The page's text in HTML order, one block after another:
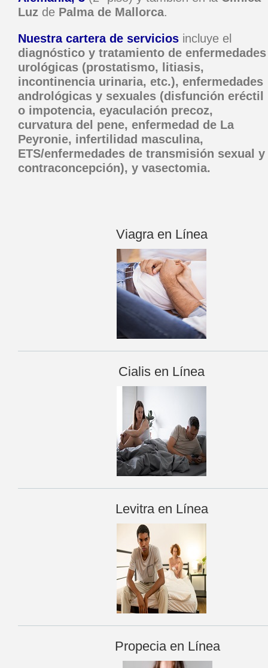
Luz de Palma de Mallorca.
Nuestra cartera de servicios incluye el
diagnóstico y tratamiento de enfermedades
urológicas (prostatismo, litiasis,
incontinencia urinaria, etc.), enfermedades
andrológicas y sexuales (disfunción eréctil
o impotencia, eyaculación precoz,
curvatura del pene, enfermedad de La
Peyronie, infertilidad masculina,
ETS/enfermedades de transmisión sexual y
contraconcepción), y vasectomia.
Viagra en Línea
Cialis en Línea
Levitra en Línea
Propecia en Línea